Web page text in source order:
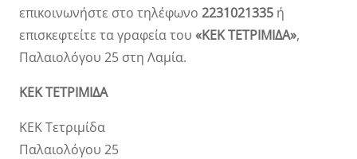
επικοινωνήστε στο τηλέφωνο 2231021335 ή
επισκεφτείτε τα γραφεία του «ΚΕΚ ΤΕΤΡΙΜΙΔΑ»,
Παλαιολόγου 25 στη Λαμία.
ΚΕΚ ΤΕΤΡΙΜΙΔΑ
ΚΕΚ Τετριμίδα
Παλαιολόγου 25